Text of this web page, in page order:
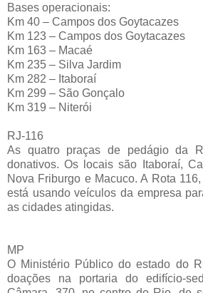
Bases operacionais:
Km 40 – Campos dos Goytacazes
Km 123 – Campos dos Goytacazes
Km 163 – Macaé
Km 235 – Silva Jardim
Km 282 – Itaboraí
Km 299 – São Gonçalo
Km 319 – Niterói
RJ-116
As quatro praças de pedágio da
donativos. Os locais são Itaboraí,
Nova Friburgo e Macuco. A Rota
está usando veículos da empresa
as cidades atingidas.
MP
O Ministério Público do estado do
doações na portaria do edifício-